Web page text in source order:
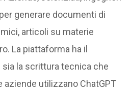
generare documenti di
articoli su materie
La piattaforma ha il
la scrittura tecnica che
aziende utilizzano ChatGPT